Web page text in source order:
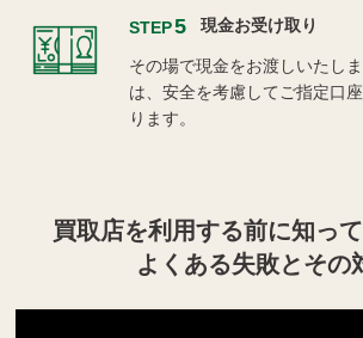
STEP5 現金お受け取り
その場で現金をお渡しいたし
は、安全を考慮してご指定口
ります。
買取店を利用する前に知っ
よくある失敗とその